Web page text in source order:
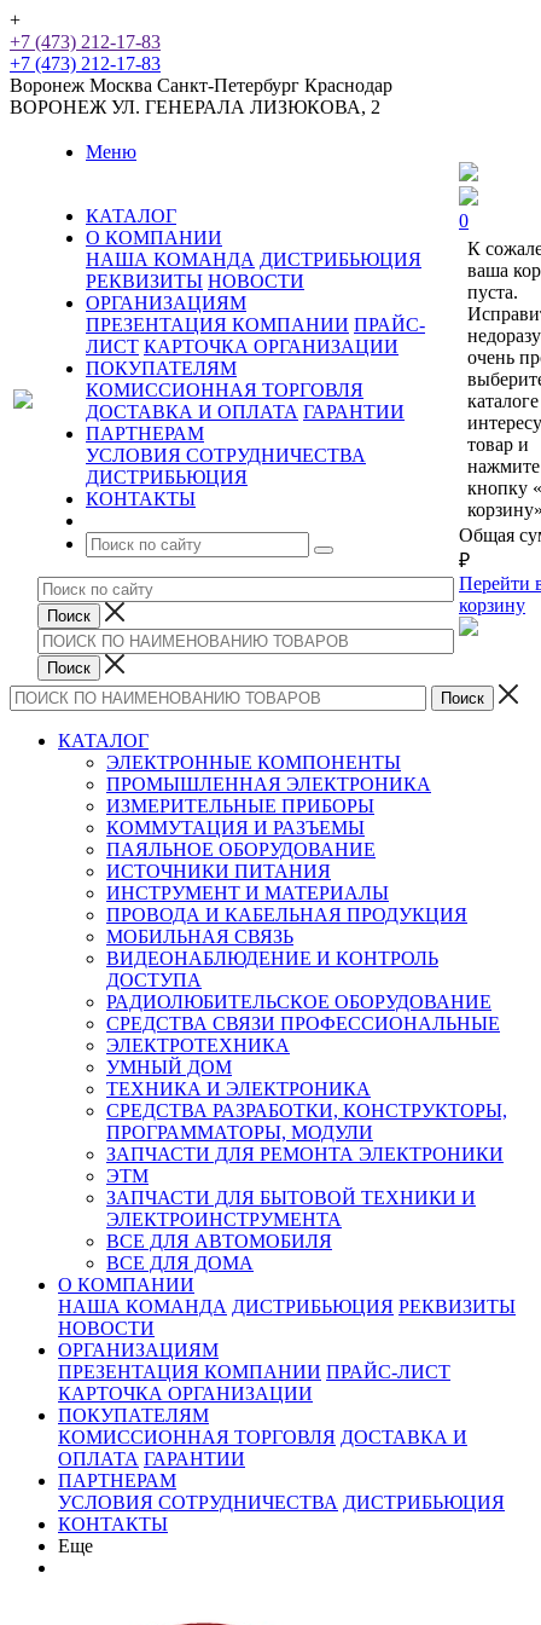
+
+7 (473) 212-17-83
+7 (473) 212-17-83
Воронеж Москва Санкт-Петербург Краснодар
ВОРОНЕЖ УЛ. ГЕНЕРАЛА ЛИЗЮКОВА, 2
Меню
КАТАЛОГ
О КОМПАНИИ
НАША КОМАНДА ДИСТРИБЬЮЦИЯ
РЕКВИЗИТЫ НОВОСТИ
ОРГАНИЗАЦИЯМ
ПРЕЗЕНТАЦИЯ КОМПАНИИ ПРАЙС-
ЛИСТ КАРТОЧКА ОРГАНИЗАЦИИ
ПОКУПАТЕЛЯМ
КОМИССИОННАЯ ТОРГОВЛЯ
ДОСТАВКА И ОПЛАТА ГАРАНТИИ
ПАРТНЕРАМ
УСЛОВИЯ СОТРУДНИЧЕСТВА
ДИСТРИБЬЮЦИЯ
КОНТАКТЫ
0
К
ваша
пуста.
очень
каталоге
товар и
нажмите
кнопку
Общая
₽
Перейти
корзину
КАТАЛОГ
ЭЛЕКТРОННЫЕ КОМПОНЕНТЫ
ПРОМЫШЛЕННАЯ ЭЛЕКТРОНИКА
ИЗМЕРИТЕЛЬНЫЕ ПРИБОРЫ
КОММУТАЦИЯ И РАЗЪЕМЫ
ПАЯЛЬНОЕ ОБОРУДОВАНИЕ
ИСТОЧНИКИ ПИТАНИЯ
ИНСТРУМЕНТ И МАТЕРИАЛЫ
ПРОВОДА И КАБЕЛЬНАЯ ПРОДУКЦИЯ
МОБИЛЬНАЯ СВЯЗЬ
ВИДЕОНАБЛЮДЕНИЕ И КОНТРОЛЬ
ДОСТУПА
РАДИОЛЮБИТЕЛЬСКОЕ ОБОРУДОВАНИЕ
СРЕДСТВА СВЯЗИ ПРОФЕССИОНАЛЬНЫЕ
ЭЛЕКТРОТЕХНИКА
УМНЫЙ ДОМ
ТЕХНИКА И ЭЛЕКТРОНИКА
СРЕДСТВА РАЗРАБОТКИ, КОНСТРУКТОРЫ,
ПРОГРАММАТОРЫ, МОДУЛИ
ЗАПЧАСТИ ДЛЯ РЕМОНТА ЭЛЕКТРОНИКИ
ЭТМ
ЗАПЧАСТИ ДЛЯ БЫТОВОЙ ТЕХНИКИ И
ЭЛЕКТРОИНСТРУМЕНТА
ВСЕ ДЛЯ АВТОМОБИЛЯ
ВСЕ ДЛЯ ДОМА
О КОМПАНИИ
НАША КОМАНДА ДИСТРИБЬЮЦИЯ РЕКВИЗИТЫ
НОВОСТИ
ОРГАНИЗАЦИЯМ
ПРЕЗЕНТАЦИЯ КОМПАНИИ ПРАЙС-ЛИСТ
КАРТОЧКА ОРГАНИЗАЦИИ
ПОКУПАТЕЛЯМ
КОМИССИОННАЯ ТОРГОВЛЯ ДОСТАВКА И
ОПЛАТА ГАРАНТИИ
ПАРТНЕРАМ
УСЛОВИЯ СОТРУДНИЧЕСТВА ДИСТРИБЬЮЦИЯ
КОНТАКТЫ
Еще